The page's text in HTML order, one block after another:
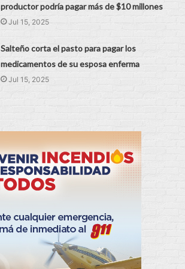
productor podría pagar más de $10 millones
Jul 15, 2025
Salteño corta el pasto para pagar los
medicamentos de su esposa enferma
Jul 15, 2025